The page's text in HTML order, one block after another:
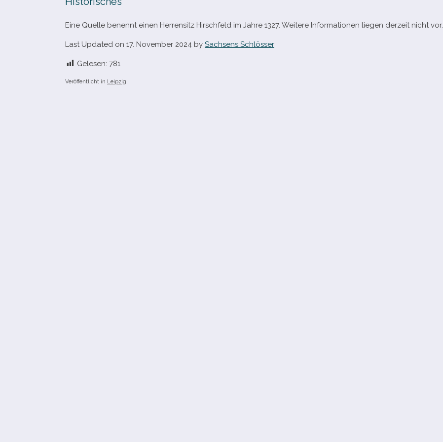
Eine Quelle benennt einen Herrensitz Hirschfeld im Jahre 1327. Weitere Informationen lie­gen der­zeit nicht vor.
Last Updated on 17. November 2024 by Sachsens Schlösser
Gelesen: 781
Veröffentlicht in Leipzig